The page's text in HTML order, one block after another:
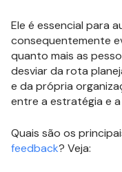
Ele é essencial para
consequentemente
quanto mais as
desviar da rota
e da própria
entre a estratégia e
Quais são os
feedback? Veja: